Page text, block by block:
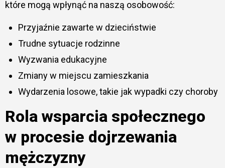
które mogą wpłynąć na naszą osobowość:
Przyjaźnie zawarte w dzieciństwie
Trudne sytuacje rodzinne
Wyzwania edukacyjne
Zmiany w miejscu zamieszkania
Wydarzenia losowe, takie jak wypadki czy choroby
Rola wsparcia społecznego
w procesie dojrzewania
mężczyzny